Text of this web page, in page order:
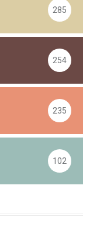
285
254
235
102